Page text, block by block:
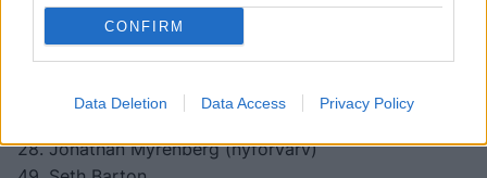
CONFIRM
Data Deletion Data Access Privacy Policy
7. Oliwer Kaski (nyförvärv)
11. Elia Pedrotti
12. Klas Dahlbeck (nyförvärv)
17. Johan Ivarsson
28. Jonathan Myrenberg (nyförvärv)